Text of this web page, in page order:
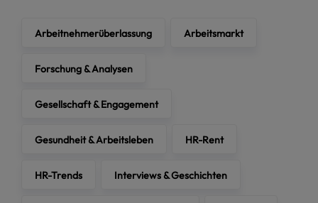
Arbeitnehmerüberlassung Arbeitsmarkt
Forschung & Analysen
Gesellschaft & Engagement
Gesundheit & Arbeitsleben HR-Rent
HR-Trends Interviews & Geschichten